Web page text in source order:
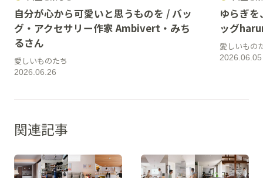
自分が心から可愛いと思うものを / バッ
グ・アクセサリー作家 Ambivert・みち
るさん
2026.06.26
愛しいものたち
ゆらぎ
ッグ
2026.06.05
愛しいもの
関連記事